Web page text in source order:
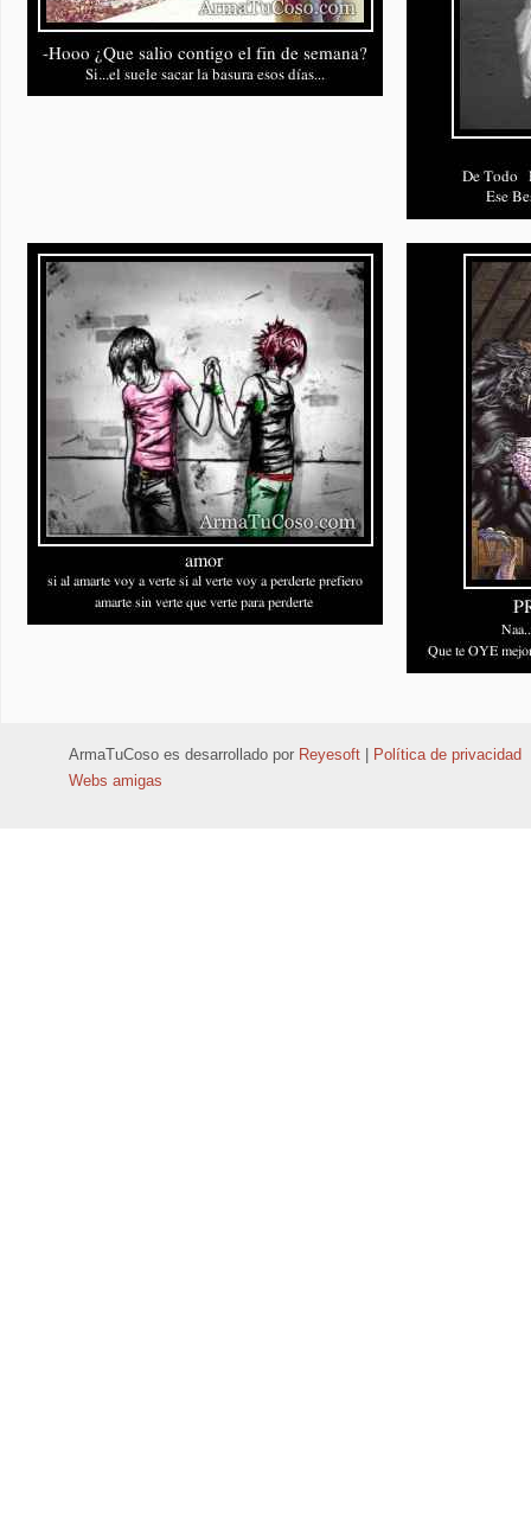
ArmaTuCoso es desarrollado por Reyesoft
Política de privacidad
Webs amigas